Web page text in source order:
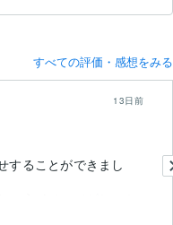
すべての評価・感想をみる
13日前
することができまし
うイメージがしっか